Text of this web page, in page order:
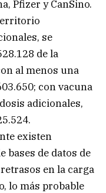
Pfizer y CanSino.
se
de la
al menos una
con vacuna
adicionales,
existen
bases de datos de
en la carga
lo más probable